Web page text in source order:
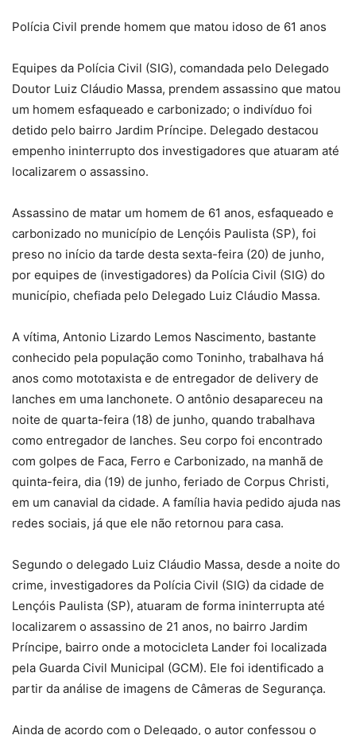
Polícia Civil prende homem que matou idoso de 61 anos
Equipes da Polícia Civil (SIG), comandada pelo Delegado
Doutor Luiz Cláudio Massa, prendem assassino que matou
um homem esfaqueado e carbonizado; o indivíduo foi
detido pelo bairro Jardim Príncipe. Delegado destacou
empenho ininterrupto dos investigadores que atuaram até
localizarem o assassino.
Assassino de matar um homem de 61 anos, esfaqueado e
carbonizado no município de Lençóis Paulista (SP), foi
preso no início da tarde desta sexta-feira (20) de junho,
por equipes de (investigadores) da Polícia Civil (SIG) do
município, chefiada pelo Delegado Luiz Cláudio Massa.
A vítima, Antonio Lizardo Lemos Nascimento, bastante
conhecido pela população como Toninho, trabalhava há
anos como mototaxista e de entregador de delivery de
lanches em uma lanchonete. O antônio desapareceu na
noite de quarta-feira (18) de junho, quando trabalhava
como entregador de lanches. Seu corpo foi encontrado
com golpes de Faca, Ferro e Carbonizado, na manhã de
quinta-feira, dia (19) de junho, feriado de Corpus Christi,
em um canavial da cidade. A família havia pedido ajuda nas
redes sociais, já que ele não retornou para casa.
Segundo o delegado Luiz Cláudio Massa, desde a noite do
crime, investigadores da Polícia Civil (SIG) da cidade de
Lençóis Paulista (SP), atuaram de forma ininterrupta até
localizarem o assassino de 21 anos, no bairro Jardim
Príncipe, bairro onde a motocicleta Lander foi localizada
pela Guarda Civil Municipal (GCM). Ele foi identificado a
partir da análise de imagens de Câmeras de Segurança.
Ainda de acordo com o Delegado, o autor confessou o